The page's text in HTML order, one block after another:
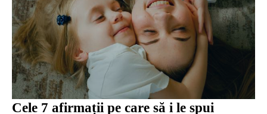
Cele 7 afirmații pe care să i le spui